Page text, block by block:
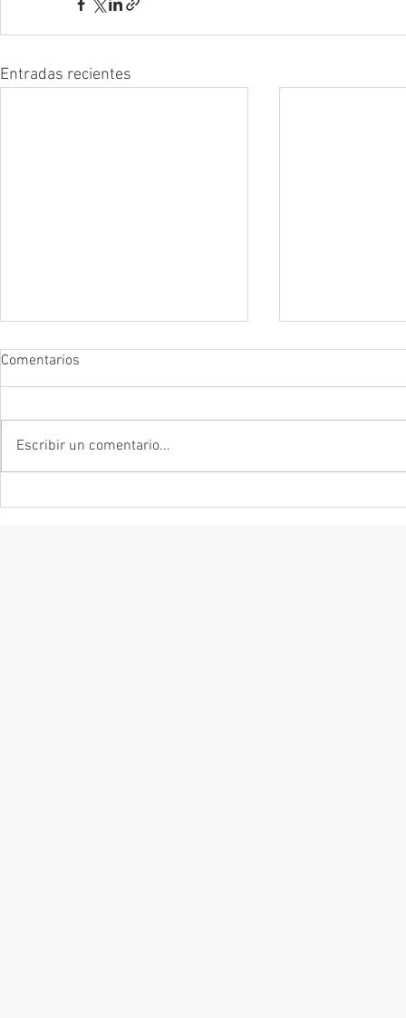
Entradas recientes
Zinzindurrunkarratz
forma de decir
Comentarios
Escribir un comentario...